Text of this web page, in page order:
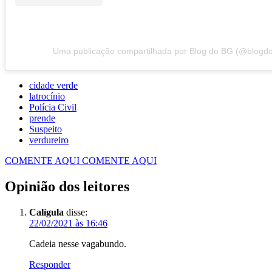
Uma publicação compartilhada por Blog do BG
cidade verde
latrocínio
Polícia Civil
prende
Suspeito
verdureiro
COMENTE AQUI COMENTE AQUI
Opinião dos leitores
Calígula disse:
22/02/2021 às 16:46
Cadeia nesse vagabundo.
Responder